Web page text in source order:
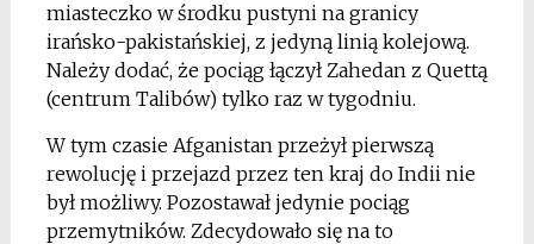
miasteczko w środku pustyni na granicy
irańsko-pakistańskiej, z jedyną linią kolejową.
Należy dodać, że pociąg łączył Zahedan z Quettą
(centrum Talibów) tylko raz w tygodniu.
W tym czasie Afganistan przeżył pierwszą
rewolucję i przejazd przez ten kraj do Indii nie
był możliwy. Pozostawał jedynie pociąg
przemytników. Zdecydowało się na to